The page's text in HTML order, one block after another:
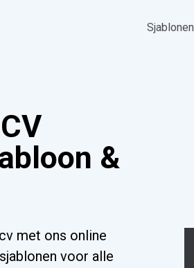
Sjablonen
&
met ons online
voor alle